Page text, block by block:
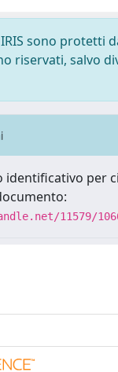
sono protetti
riservati, salvo
identificativo per
11579/